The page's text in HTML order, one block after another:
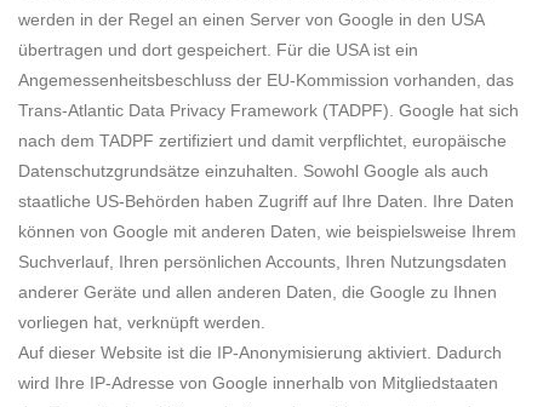
werden in der Regel an einen Server von Google in den USA
übertragen und dort gespeichert. Für die USA ist ein
Angemessenheitsbeschluss der EU-Kommission vorhanden, das
Trans-Atlantic Data Privacy Framework (TADPF). Google hat sich
nach dem TADPF zertifiziert und damit verpflichtet, europäische
Datenschutzgrundsätze einzuhalten.
Sowohl Google als auch
staatliche US-Behörden haben Zugriff auf Ihre Daten. Ihre Daten
können von Google mit anderen Daten, wie beispielsweise Ihrem
Suchverlauf, Ihren persönlichen Accounts, Ihren Nutzungsdaten
anderer Geräte und allen anderen Daten, die Google zu Ihnen
vorliegen hat, verknüpft werden.
Auf dieser Website ist die IP-Anonymisierung aktiviert. Dadurch
wird Ihre IP-Adresse von Google innerhalb von Mitgliedstaaten